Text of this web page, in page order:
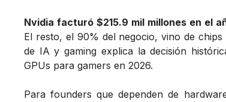
Nvidia facturó $215.9 mil millones en el
El resto, el 90% del negocio, vino de
de IA y gaming explica la decisión
GPUs para gamers en 2026.
Para founders que dependen de